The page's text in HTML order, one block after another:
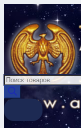
Перейти
навигации
Перейти
содержимому
Поиск
товаров